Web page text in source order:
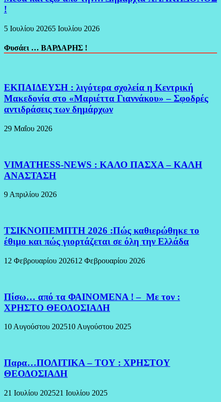
!
5 Ιουλίου 20265 Ιουλίου 2026
Φυσάει … ΒΑΡΔΑΡΗΣ !
ΕΚΠΑΙΔΕΥΣΗ : λιγότερα σχολεία η Κεντρική
Μακεδονία στο «Μαριέττα Γιαννάκου» – Σφοδρές
αντιδράσεις των δημάρχων
29 Μαΐου 2026
VIMATHESS-NEWS : ΚΑΛΟ ΠΑΣΧΑ – ΚΑΛΗ
ΑΝΑΣΤΑΣΗ
9 Απριλίου 2026
ΤΣΙΚΝΟΠΕΜΠΤΗ 2026 :Πώς καθιερώθηκε το
έθιμο και πώς γιορτάζεται σε όλη την Ελλάδα
12 Φεβρουαρίου 202612 Φεβρουαρίου 2026
Πίσω… από τα ΦΑΙΝΟΜΕΝΑ ! – Με τον :
ΧΡΗΣΤΟ ΘΕΟΔΟΣΙΑΔΗ
10 Αυγούστου 202510 Αυγούστου 2025
Παρα…ΠΟΛΙΤΙΚΑ – ΤΟΥ : ΧΡΗΣΤΟΥ
ΘΕΟΔΟΣΙΑΔΗ
21 Ιουλίου 202521 Ιουλίου 2025